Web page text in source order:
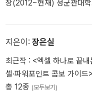
장(2012~현재) 성균관대
필
지은이: 장은실
최근작 : <엑셀 하나로 끝
셀·파워포인트 콤보 가이드>
총 12종 (모두보기)